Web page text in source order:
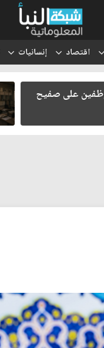
اقتصاد إنسانيات
العراقية..
الاقتصادية